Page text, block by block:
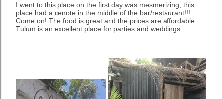
I went to this place on the first day was mesmerizing, this
place had a cenote in the middle of the bar/restaurant!!!
Come on! The food is great and the prices are affordable.
Tulum is an excellent place for parties and weddings.